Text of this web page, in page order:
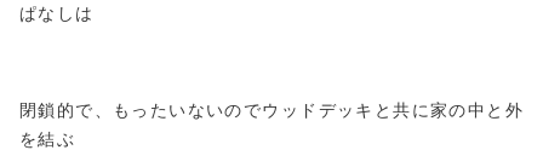
ぱなしは
閉鎖的で、もったいないのでウッドデッキと共に家の中と外
を結ぶ